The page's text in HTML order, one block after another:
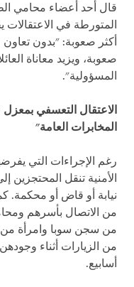
قال أحد أعضاء محامي
المتورطة في
أكثر صعوبة: "بدون
صعوبة، ويزيد معاناة
المسؤولية".
الاعتقال التعسفي
المخابرات العامة"
رغم الإجراءات التي
الأمنية تنقل
نيابة أو قاض أو محكمة.
من الاتصال بأسرهم
من سجن سوبا وامرأة
من الزيارات أثناء
أسابيع.